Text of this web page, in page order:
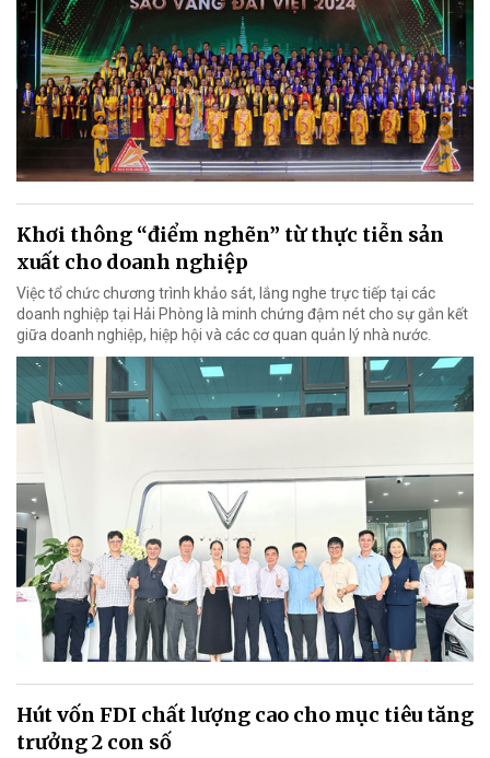
Khơi thông “điểm nghẽn” từ thực tiễn sản
xuất cho doanh nghiệp
Việc tổ chức chương trình khảo sát, lắng nghe trực tiếp tại các
doanh nghiệp tại Hải Phòng là minh chứng đậm nét cho sự gắn kết
giữa doanh nghiệp, hiệp hội và các cơ quan quản lý nhà nước.
Hút vốn FDI chất lượng cao cho mục tiêu tăng
trưởng 2 con số